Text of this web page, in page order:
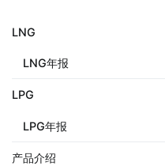
LNG
LNG年报
LPG
LPG年报
产品介绍